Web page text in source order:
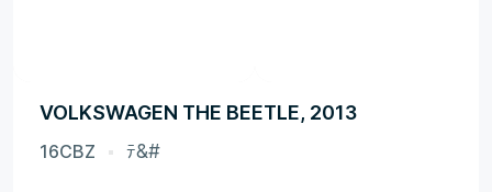
VOLKSWAGEN THE BEETLE, 2013
16CBZ ﾃ&#